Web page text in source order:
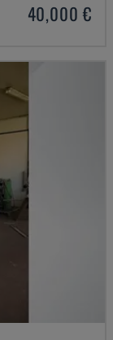
40,000 €